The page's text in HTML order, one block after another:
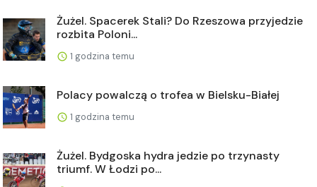
Żużel. Spacerek Stali? Do Rzeszowa przyjedzie
rozbita Poloni...
1 godzina temu
Polacy powalczą o trofea w Bielsku-Białej
1 godzina temu
Żużel. Bydgoska hydra jedzie po trzynasty
triumf. W Łodzi po...